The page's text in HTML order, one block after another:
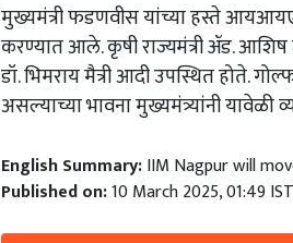
मुख्यमंत्रीफडणवीसयांच्याहस्ते
करण्यातआले.कृषीराज्यमंत्रीॲड.आशिष
डॉ.भिमरायमैत्रीआदीउपस्थितहोते.
असल्याच्याभावनामुख्यमंत्र्यांनीयावेळी
English Summary:IIM Nagpur will
Published on:10 March 2025, 01:49 IST